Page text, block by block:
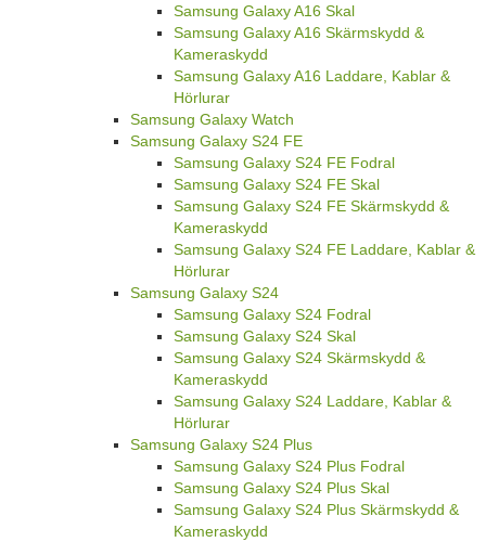
Samsung Galaxy A16 Skal
Samsung Galaxy A16 Skärmskydd &
Kameraskydd
Samsung Galaxy A16 Laddare, Kablar &
Hörlurar
Samsung Galaxy Watch
Samsung Galaxy S24 FE
Samsung Galaxy S24 FE Fodral
Samsung Galaxy S24 FE Skal
Samsung Galaxy S24 FE Skärmskydd &
Kameraskydd
Samsung Galaxy S24 FE Laddare, Kablar &
Hörlurar
Samsung Galaxy S24
Samsung Galaxy S24 Fodral
Samsung Galaxy S24 Skal
Samsung Galaxy S24 Skärmskydd &
Kameraskydd
Samsung Galaxy S24 Laddare, Kablar &
Hörlurar
Samsung Galaxy S24 Plus
Samsung Galaxy S24 Plus Fodral
Samsung Galaxy S24 Plus Skal
Samsung Galaxy S24 Plus Skärmskydd &
Kameraskydd